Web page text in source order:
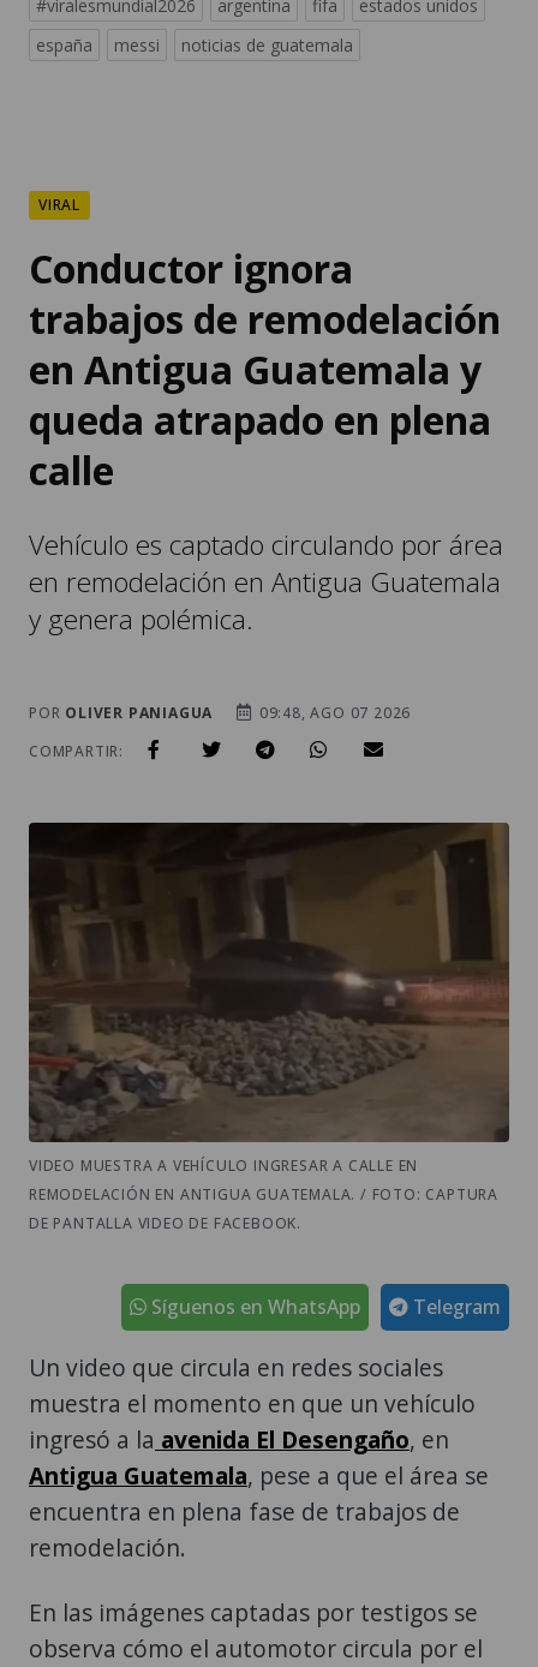
#viralesmundial2026 argentina fifa
estados unidos
españa
messi noticias de guatemala
VIRAL
Conductor ignora
trabajos de remodelación
en Antigua Guatemala y
queda atrapado en plena
calle
Vehículo es captado circulando por área
en remodelación en Antigua Guatemala
y genera polémica.
POR OLIVER PANIAGUA
09:48, AGO 07 2026
COMPARTIR:
VIDEO MUESTRA A VEHÍCULO INGRESAR A CALLE EN
REMODELACIÓN EN ANTIGUA GUATEMALA. / FOTO: CAPTURA
DE PANTALLA VIDEO DE FACEBOOK.
Telegram
Síguenos en WhatsApp
Un video que circula en redes sociales
muestra el momento en que un vehículo
ingresó a la avenida El Desengaño, en
Antigua Guatemala, pese a que el área se
encuentra en plena fase de trabajos de
remodelación.
En las imágenes captadas por testigos se
observa cómo el automotor circula por el